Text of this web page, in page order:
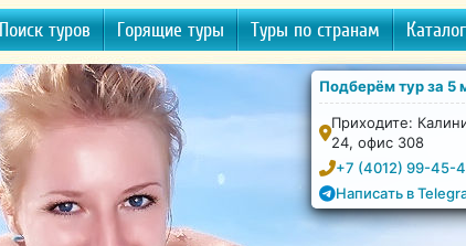
Подберём тур за 5
Приходите:
24, офис 308
+7 (4012) 99-45-
Написать в
Поиск туров Горящие туры Туры по странам